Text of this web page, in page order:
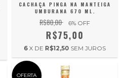
CACHAÇA PINGA NA MANTEIGA
UMBURANA 670 ML.
R$80,00 6% OFF
R$75,00
6 X DE R$12,50 SEM JUROS
OFERTA